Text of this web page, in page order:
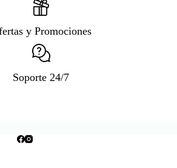
y Promociones
Soporte 24/7